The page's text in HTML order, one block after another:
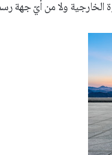
الخارجية ولا من أيّ جهة